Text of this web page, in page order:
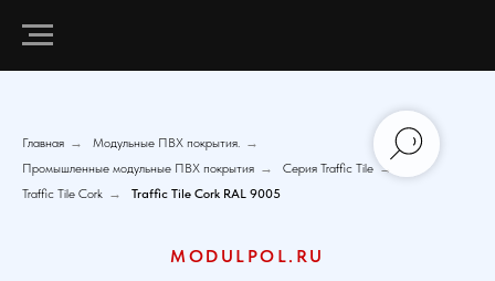
Главная → Модульные ПВХ покрытия. →
Промышленные модульные ПВХ покрытия → Серия Traffic Tile →
Traffic Tile Cork → Traffic Tile Cork RAL 9005
MODULPOL.RU